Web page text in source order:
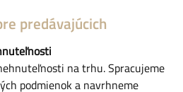
predávajúcich
na trhu. Spracujeme
podmienok a navrhneme